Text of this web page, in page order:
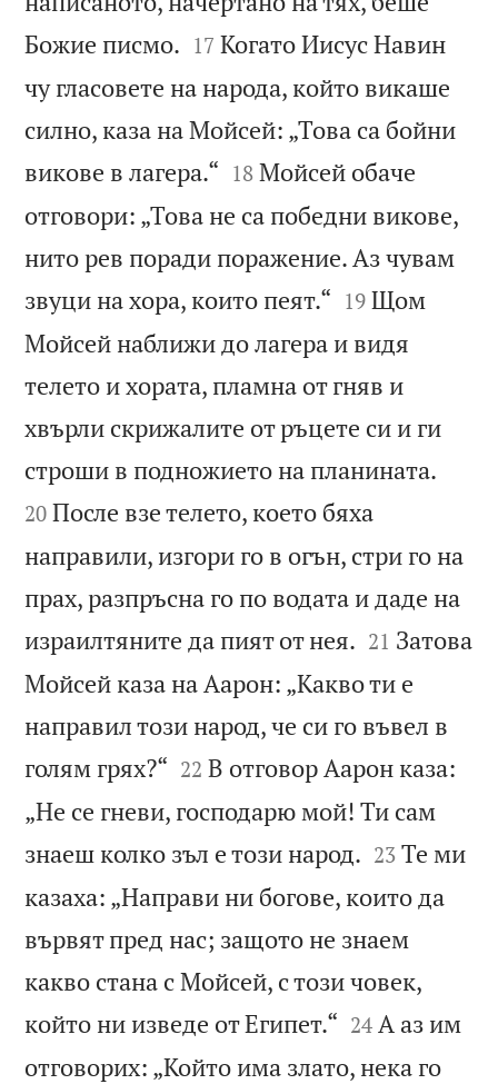
Божие писмо. 

17 Когато Иисус Навин
чу гласовете на народа, който викаше
силно, каза на Мойсей: „Това са бойни
викове в лагера.“ 

18 Мойсей обаче
отговори: „Това не са победни викове,
нито рев поради поражение. Аз чувам
звуци на хора, които пеят.“ 

19 Щом
Мойсей наближи до лагера и видя
телето и хората, пламна от гняв и
хвърли скрижалите от ръцете си и ги
строши в подножието на планината.
20 После взе телето, което бяха
направили, изгори го в огън, стри го на
прах, разпръсна го по водата и даде на
израилтяните да пият от нея. 

21 Затова
Мойсей каза на Аарон: „Какво ти е
направил този народ, че си го въвел в
голям грях?“ 

22 В отговор Аарон каза:
„Не се гневи, господарю мой! Ти сам
знаеш колко зъл е този народ. 

23 Те ми
казаха: „Направи ни богове, които да
вървят пред нас; защото не знаем
какво стана с Мойсей, с този човек,
който ни изведе от Египет.“ 

24 А аз им
отговорих: „Който има злато, нека го